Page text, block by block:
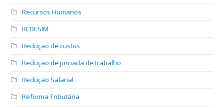
Recursos Humanos
REDESIM
Redução de custos
Redução de jornada de trabalho
Redução Salarial
Reforma Tributária